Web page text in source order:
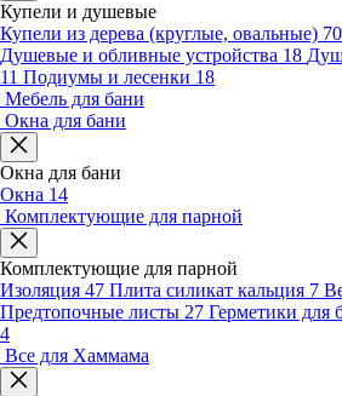
Купели и душевые
Купели из дерева (круглые, овальные) 70
Душевые и обливные устройства 18
11 Подиумы и лесенки 18
Мебель для бани
Окна для бани
Окна для бани
Окна 14
Комплектующие для парной
Комплектующие для парной
Изоляция 47 Плита силикат кальция 7
Предтопочные листы 27 Герметики для
4
Все для Хаммама